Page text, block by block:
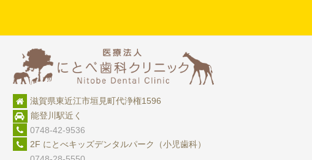
滋賀県東近江市垣見町代浄権1596
能登川駅近く
0748-42-9536
2F にとべキッズデンタルパーク（小児歯科）